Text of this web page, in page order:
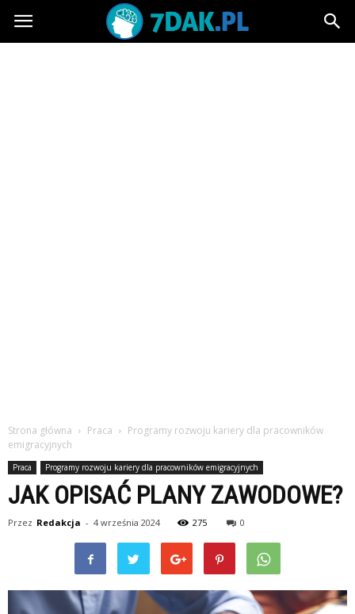
7dak.pl
Strona główna Praca
Programy rozwoju kariery dla pracowników
emigracyjnych
Praca Programy rozwoju kariery dla pracowników emigracyjnych
JAK OPISAĆ PLANY ZAWODOWE?
Przez Redakcja - 4 września 2024 275 0